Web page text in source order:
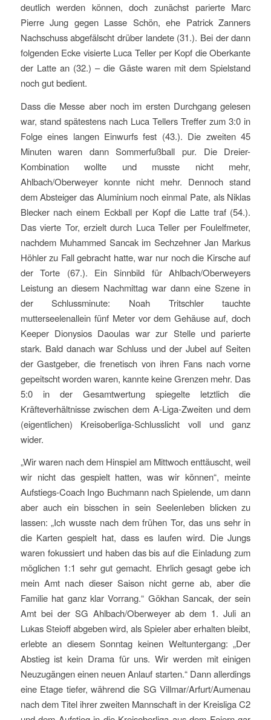
deutlich werden können, doch zunächst parierte Marc
Pierre Jung gegen Lasse Schön, ehe Patrick Zanners
Nachschuss abgefälscht drüber landete (31.). Bei der dann
folgenden Ecke visierte Luca Teller per Kopf die Oberkante
der Latte an (32.) – die Gäste waren mit dem Spielstand
noch gut bedient.
Dass die Messe aber noch im ersten Durchgang gelesen
war, stand spätestens nach Luca Tellers Treffer zum 3:0 in
Folge eines langen Einwurfs fest (43.). Die zweiten 45
Minuten waren dann Sommerfußball pur. Die Dreier-
Kombination wollte und musste nicht mehr,
Ahlbach/Oberweyer konnte nicht mehr. Dennoch stand
dem Absteiger das Aluminium noch einmal Pate, als Niklas
Blecker nach einem Eckball per Kopf die Latte traf (54.).
Das vierte Tor, erzielt durch Luca Teller per Foulelfmeter,
nachdem Muhammed Sancak im Sechzehner Jan Markus
Höhler zu Fall gebracht hatte, war nur noch die Kirsche auf
der Torte (67.). Ein Sinnbild für Ahlbach/Oberweyers
Leistung an diesem Nachmittag war dann eine Szene in
der Schlussminute: Noah Tritschler tauchte
mutterseelenallein fünf Meter vor dem Gehäuse auf, doch
Keeper Dionysios Daoulas war zur Stelle und parierte
stark. Bald danach war Schluss und der Jubel auf Seiten
der Gastgeber, die frenetisch von ihren Fans nach vorne
gepeitscht worden waren, kannte keine Grenzen mehr. Das
5:0 in der Gesamtwertung spiegelte letztlich die
Kräfteverhältnisse zwischen dem A-Liga-Zweiten und dem
(eigentlichen) Kreisoberliga-Schlusslicht voll und ganz
wider.
„Wir waren nach dem Hinspiel am Mittwoch enttäuscht, weil
wir nicht das gespielt hatten, was wir können“, meinte
Aufstiegs-Coach Ingo Buchmann nach Spielende, um dann
aber auch ein bisschen in sein Seelenleben blicken zu
lassen: „Ich wusste nach dem frühen Tor, das uns sehr in
die Karten gespielt hat, dass es laufen wird. Die Jungs
waren fokussiert und haben das bis auf die Einladung zum
möglichen 1:1 sehr gut gemacht. Ehrlich gesagt gebe ich
mein Amt nach dieser Saison nicht gerne ab, aber die
Familie hat ganz klar Vorrang.“ Gökhan Sancak, der sein
Amt bei der SG Ahlbach/Oberweyer ab dem 1. Juli an
Lukas Steioff abgeben wird, als Spieler aber erhalten bleibt,
erlebte an diesem Sonntag keinen Weltuntergang: „Der
Abstieg ist kein Drama für uns. Wir werden mit einigen
Neuzugängen einen neuen Anlauf starten.“ Dann allerdings
eine Etage tiefer, während die SG Villmar/Arfurt/Aumenau
nach dem Titel ihrer zweiten Mannschaft in der Kreisliga C2